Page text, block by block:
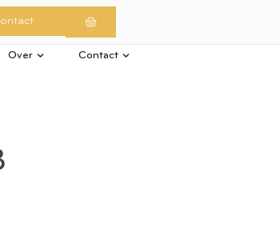
Over Contact